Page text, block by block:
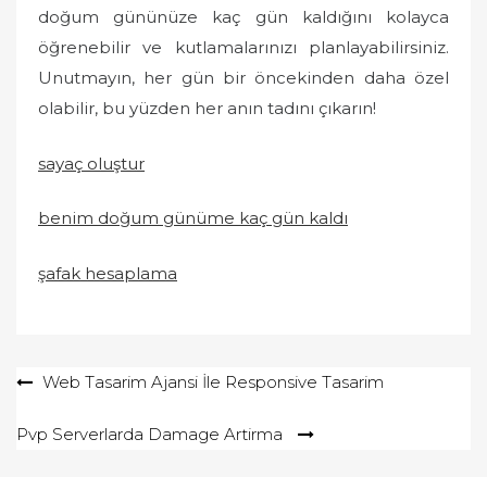
doğum gününüze kaç gün kaldığını kolayca
öğrenebilir ve kutlamalarınızı planlayabilirsiniz.
Unutmayın, her gün bir öncekinden daha özel
olabilir, bu yüzden her anın tadını çıkarın!
sayaç oluştur
benim doğum günüme kaç gün kaldı
şafak hesaplama
YazıWeb Tasarim Ajansi İle Responsive Tasarim
Pvp Serverlarda Damage Artirma